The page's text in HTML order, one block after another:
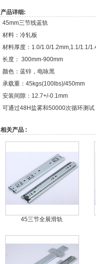
产品详细:
45mm三节线蓝轨
材料：冷轧板
材料厚度： 1.0/1.0/1.2mm,1.1/1.1/
长度： 300mm-900mm
颜色：蓝锌，电咏黑
承载重： 45kgs(100lbs)/450mm
安装间隙： 12.7+/-0.1mm
可通过48H盐雾和50000次循环测试
相关产品 :
45三节全展滑轨